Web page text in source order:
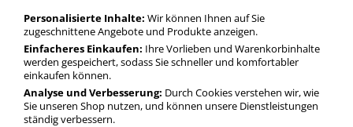
Archivierungsboxen grün
mehr Infos zur Kategorie
Personalisierte Inhalte: Wir können Ihnen auf Sie
zugeschnittene Angebote und Produkte anzeigen.
Einfacheres Einkaufen: Ihre Vorlieben und Warenkorbinhalte
werden gespeichert, sodass Sie schneller und komfortabler
einkaufen können.
Analyse und Verbesserung: Durch Cookies verstehen wir, wie
Sie unseren Shop nutzen, und können unsere Dienstleistungen
ständig verbessern.